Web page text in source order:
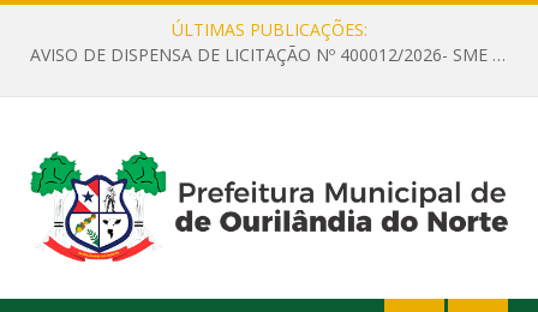
ÚLTIMAS PUBLICAÇÕES:
AVISO DE DISPENSA DE LICITAÇÃO Nº 400012/2026- SME – CONTRATAÇÃO DE EMPRESA ESPECIALIZADA PARA LOCAÇÃO DE ÔNIBUS EXECUTIVO COM CAPACIDADE DE 60 (SESSENTA) POLTRONAS, PARA TRANSPORTAR PROFESSORES RESPONSÁVEIS E ALUNOS PARA BRASÍLIA, COM SAÍDA DIA 10/08/2026 E RETORNO DIA 14/08/2026